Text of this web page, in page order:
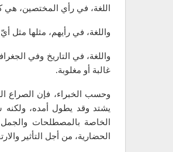
اللغة، في رأي المختصين، هي
واللغة، في رأيهم، مثلها مثل
واللغة، في التاريخ وفي
غالبة أو مغلوبة.
وحسب الخبراء، فإن الصراع
يشتد وقد يطول أمده، ولكنه
الخاصة بالمصطلحات والجمل
الحضارية، من أجل التأثير